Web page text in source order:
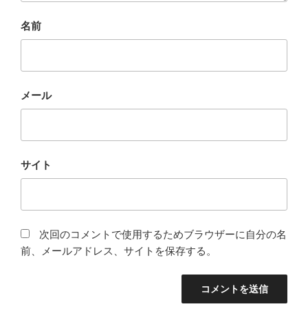
名前
メール
サイト
次回のコメントで使用するためブラウザーに自分の名
前、メールアドレス、サイトを保存する。